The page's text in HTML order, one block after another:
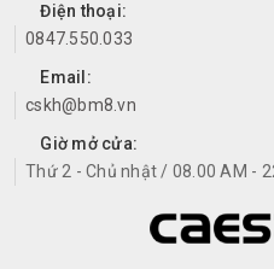
Điện thoại:
0847.550.033
Email:
cskh@bm8.vn
Giờ mở cửa:
Thứ 2 - Chủ nhật / 08.00 AM -